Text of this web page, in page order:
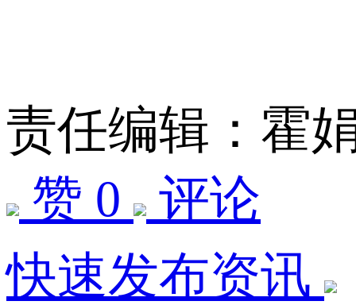
责任编辑：霍
赞 0
评论
快速发布资讯